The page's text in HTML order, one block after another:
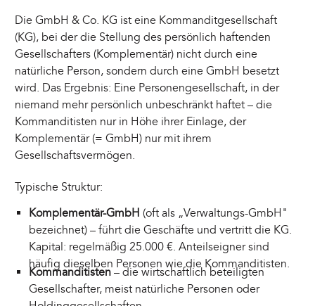
Die GmbH & Co. KG ist eine Kommanditgesellschaft
(KG), bei der die Stellung des persönlich haftenden
Gesellschafters (Komplementär) nicht durch eine
natürliche Person, sondern durch eine GmbH besetzt
wird. Das Ergebnis: Eine Personengesellschaft, in der
niemand mehr persönlich unbeschränkt haftet – die
Kommanditisten nur in Höhe ihrer Einlage, der
Komplementär (= GmbH) nur mit ihrem
Gesellschaftsvermögen.
Typische Struktur:
Komplementär-GmbH (oft als „Verwaltungs-GmbH"
bezeichnet) – führt die Geschäfte und vertritt die KG.
Kapital: regelmäßig 25.000 €. Anteilseigner sind
häufig dieselben Personen wie die Kommanditisten.
Kommanditisten– die wirtschaftlich beteiligten
Gesellschafter, meist natürliche Personen oder